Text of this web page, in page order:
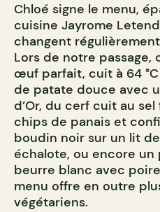
Chloé signe le menu,
cuisine Jayrome
changent
Lors de notre passage,
œuf parfait, cuit à 64
de patate douce avec
d’Or, du cerf cuit au
chips de panais et
boudin noir sur un lit
échalote, ou encore un
beurre blanc avec
menu offre en outre
végétariens.